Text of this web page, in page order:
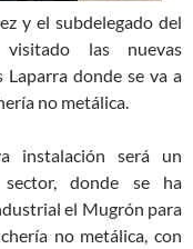
y el subdelegado del
las nuevas
Laparra donde se va a
no metálica.
instalación será un
donde se ha
el Mugrón para
no metálica, con